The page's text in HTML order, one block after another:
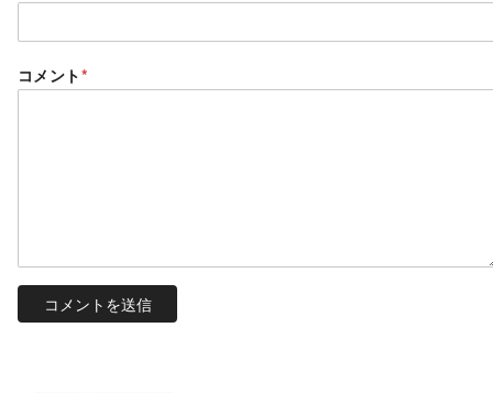
コメント*